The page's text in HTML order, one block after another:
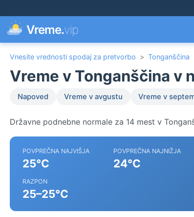
Vreme.vip
Vnesite vrednosti spodaj za pretvorbo > Tonganščina
Vreme v Tonganščina v
Napoved Vreme v avgustu Vreme v
Državne podnebne normale za 14 mest v
POVPREČNA NAJVIŠJA
25°C
POVPREČNA NAJNIŽJA
24°C
RAZPON
25–25°C